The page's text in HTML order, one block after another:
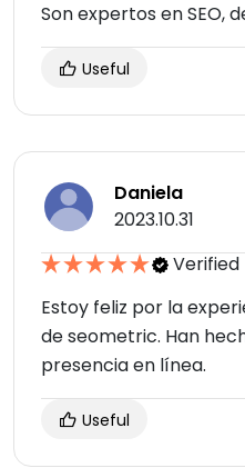
Son expertos en SEO,
Useful
Daniela
2023.10.31
Verified
Estoy feliz por la
de seometric. Han
presencia en línea.
Useful